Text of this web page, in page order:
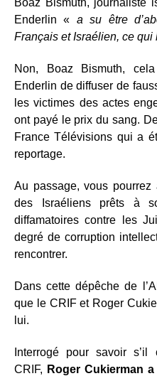
Enderlin « a su être
Français et Israélien, ce qui
Non, Boaz Bismuth,
Enderlin de diffuser de
les victimes des actes
ont payé le prix du sang.
France Télévisions qui a
reportage.
Au passage, vous pourrez
des Israéliens prêts à
diffamatoires contre les
degré de corruption
rencontrer.
Dans cette dépêche de
que le CRIF et Roger
lui.
Interrogé pour savoir
CRIF, Roger Cukierman